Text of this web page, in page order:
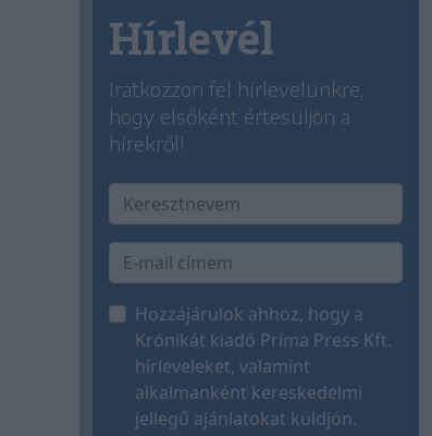
Hírlevél
Iratkozzon fel hírlevelünkre,
hogy elsőként értesüljön a
hírekről!
Hozzájárulok ahhoz, hogy a
Krónikát kiadó Príma Press Kft.
hírleveleket, valamint
alkalmanként kereskedelmi
jellegű ajánlatokat küldjön.